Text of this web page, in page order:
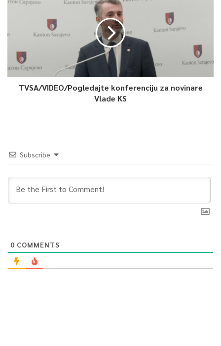
TVSA/VIDEO/Pogledajte konferenciju za novinare
Vlade KS
Subscribe
0 COMMENTS